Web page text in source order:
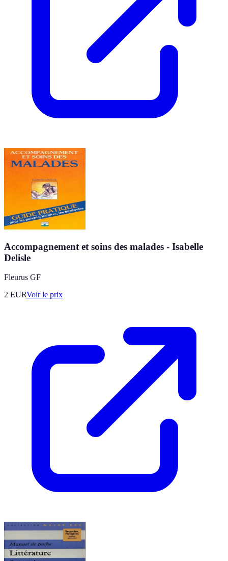
Accompagnement et soins des malades - Isabelle
Delisle
Fleurus GF
2 EURVoir le prix